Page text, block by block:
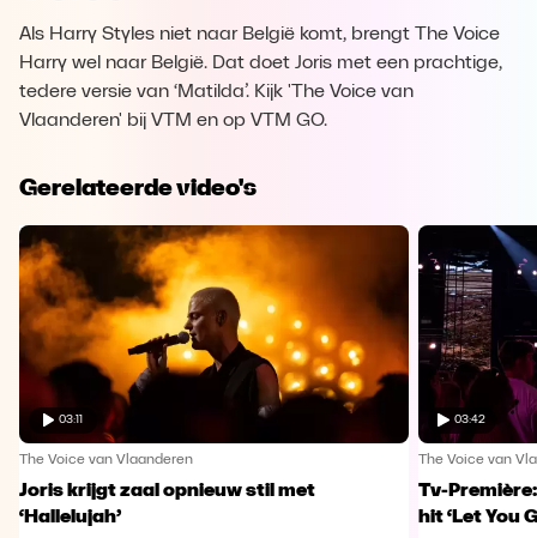
Als Harry Styles niet naar België komt, brengt The Voice
Harry wel naar België. Dat doet Joris met een prachtige,
tedere versie van ‘Matilda’. Kijk 'The Voice van
Vlaanderen' bij VTM en op VTM GO.
Gerelateerde video's
03:11
The Voice van Vlaanderen
Joris krijgt zaal opnieuw stil met
‘Hallelujah’
03:42
The Voice van
Tv-
hit ‘Let You